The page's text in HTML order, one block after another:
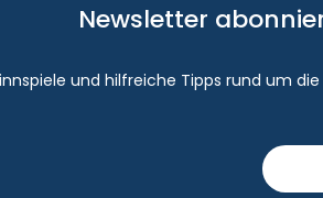
Newsletter
und hilfreiche Tipps rund um